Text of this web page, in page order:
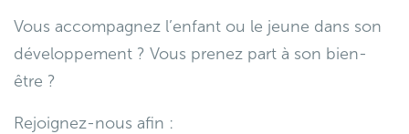
Vous accompagnez l’enfant ou le jeune dans son
développement ? Vous prenez part à son bien-
être ?
Rejoignez-nous afin :